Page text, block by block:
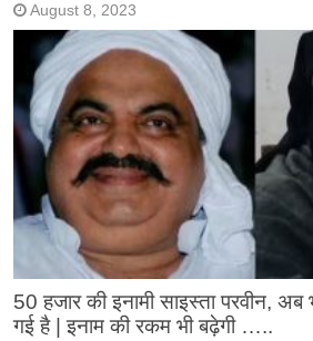
August 8, 2023
50 हजार की इनामी साइस्ता परवीन, अब
गई है | इनाम की रकम भी बढ़ेगी …..